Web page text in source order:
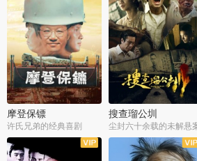
摩登保镖
许氏兄弟的经典喜剧
搜查瑠公圳
尘封六十余载的未解悬